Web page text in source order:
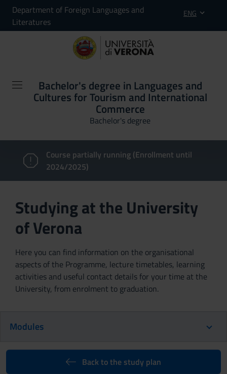
Department of Foreign Languages and
Literatures
ENG
Bachelor's degree in Languages and
Cultures for Tourism and International
Commerce
Bachelor's degree
Course partially running (Enrollment until
2024/2025)
Studying at the University
of Verona
Here you can find information on the organisational
aspects of the Programme, lecture timetables, learning
activities and useful contact details for your time at the
University, from enrolment to graduation.
Modules
Back to the study plan